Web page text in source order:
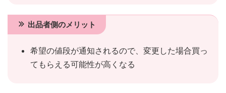
出品者側のメリット
希望の値段が通知されるので、変更した場合買っ
てもらえる可能性が高くなる